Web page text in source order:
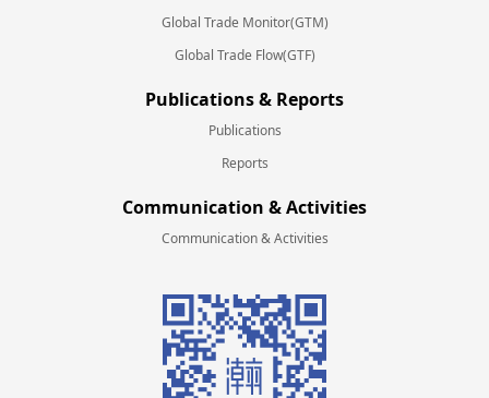
Global Trade Monitor(GTM)
Global Trade Flow(GTF)
Publications & Reports
Publications
Reports
Communication & Activities
Communication & Activities